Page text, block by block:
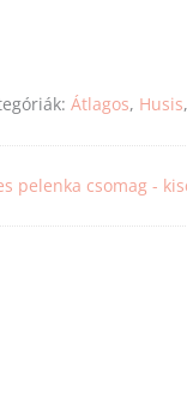
Átlagos, Husis,
pelenka csomag -